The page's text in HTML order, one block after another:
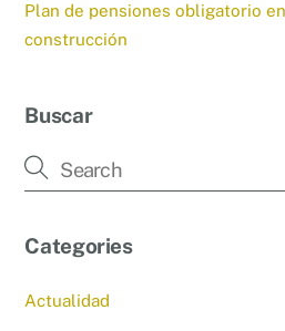
Plan de pensiones obligatorio
construcción
Buscar
Categories
Actualidad